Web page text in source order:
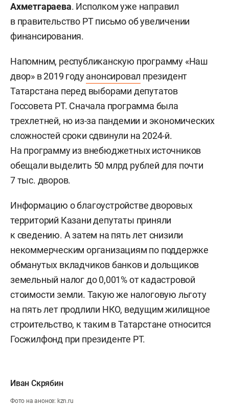
Ахметгараева. Исполком уже направил
в правительство РТ письмо об увеличении
финансирования.
Напомним, республиканскую программу «Наш
двор» в 2019 годуанонсировал президент
Татарстана перед выборами депутатов
Госсовета РТ. Сначала программа была
трехлетней, но из-за пандемии и экономических
сложностей сроки сдвинули на 2024-й.
На программу из внебюджетных источников
обещали выделить 50 млрд рублей для почти
7 тыс. дворов.
Информацию о благоустройстве дворовых
территорий Казани депутаты приняли
к сведению. А затем на пять лет снизили
некоммерческим организациям по поддержке
обманутых вкладчиков банков и дольщиков
земельный налог до 0,001% от кадастровой
стоимости земли. Такую же налоговую льготу
на пять лет продлили НКО, ведущим жилищное
строительство, к таким в Татарстане относится
Госжилфонд при президенте РТ.
Иван Скрябин
Фото на анонсе: kzn.ru